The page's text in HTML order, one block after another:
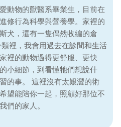
動物的獸醫系畢業生，目前在
修行為科學與營養學。家裡的
犬，還有一隻偶然收編的倉
裡，我會用過去在診間和生活
裡的動物過得更舒服、更快
小細節，到看懂牠們想說什
的事。 這裡沒有太艱澀的術
望能陪你一起，照顧好那位不
們的家人。